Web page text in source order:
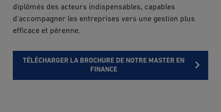
diplômés des acteurs indispensables, capables
d’accompagner les entreprises vers une gestion plus
efficace et pérenne.
TÉLÉCHARGER LA BROCHURE DE NOTRE MASTER EN
FINANCE